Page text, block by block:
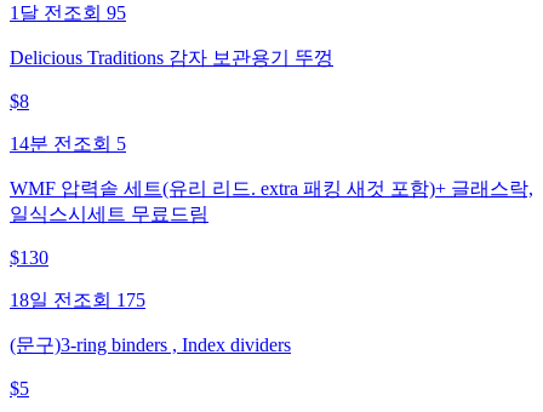
1달 전 조회 95
Delicious Traditions 감자 보관용기 뚜껑
$8
14분 전 조회 5
WMF 압력솥 세트(유리 리드. extra 패킹 새것 포함)+ 글래스락,
일식스시세트 무료드림
$130
18일 전 조회 175
(문구)3-ring binders , Index dividers
$5